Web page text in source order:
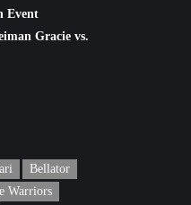
Gracie vs.
Bellator
Warriors